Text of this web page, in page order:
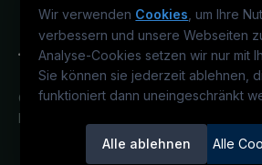
Wir verwenden Cookies , um Ihre
verbessern und unsere Webseiten
Analyse-Cookies setzen wir nur mit
Sie können sie jederzeit ablehnen,
funktioniert dann uneingeschränkt
Alle ablehnen Alle
Österreichs technisches Karriereportal.
Ein Service der candidatis GmbH.